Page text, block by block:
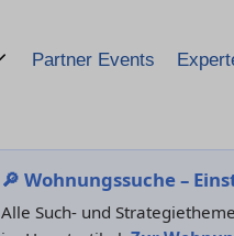
Partner Events
🔎 Wohnungssuche –
Alle Such- und